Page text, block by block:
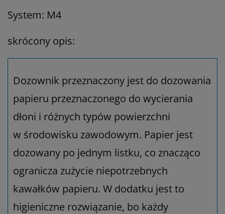
System: M4
skrócony opis:
Dozownik przeznaczony jest do dozowania
papieru przeznaczonego do wycierania
dłoni i różnych typów powierzchni
w środowisku zawodowym. Papier jest
dozowany po jednym listku, co znacząco
ogranicza zużycie niepotrzebnych
kawałków papieru. W dodatku jest to
higieniczne rozwiązanie, bo każdy